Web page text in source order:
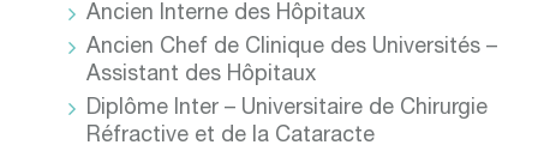
Ancien Interne des Hôpitaux
Ancien Chef de Clinique des Universités –
Assistant des Hôpitaux
Diplôme Inter – Universitaire de Chirurgie
Réfractive et de la Cataracte